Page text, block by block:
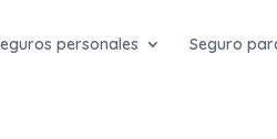
personales Seguro